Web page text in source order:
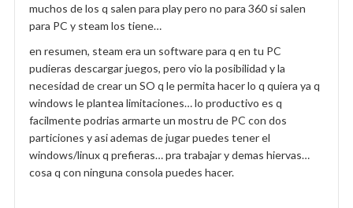
muchos de los q salen para play pero no para 360 si salen
para PC y steam los tiene…
en resumen, steam era un software para q en tu PC
pudieras descargar juegos, pero vio la posibilidad y la
necesidad de crear un SO q le permita hacer lo q quiera ya q
windows le plantea limitaciones… lo productivo es q
facilmente podrias armarte un mostru de PC con dos
particiones y asi ademas de jugar puedes tener el
windows/linux q prefieras… pra trabajar y demas hiervas…
cosa q con ninguna consola puedes hacer.